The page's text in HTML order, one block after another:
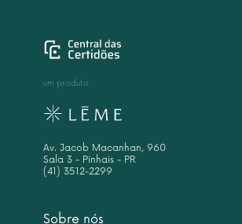
Sobre nós
um produto
Av. Jacob Macanhan, 960
Sala 3 - Pinhais - PR
(41) 3512-2299